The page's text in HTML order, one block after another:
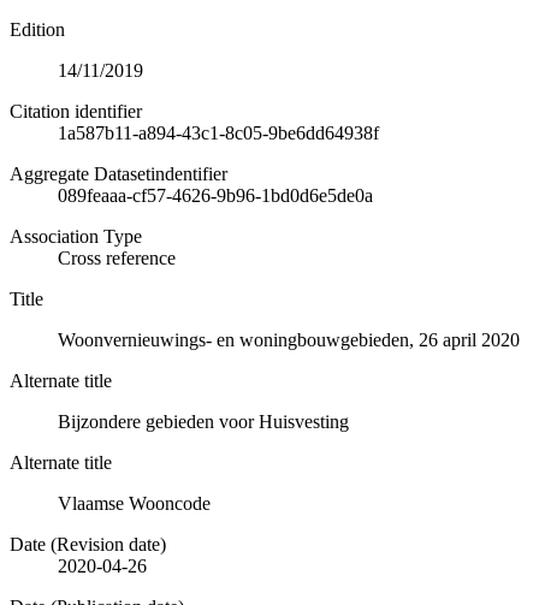
Edition
14/11/2019
Citation identifier
1a587b11-a894-43c1-8c05-9be6dd64938f
Aggregate Datasetindentifier
089feaaa-cf57-4626-9b96-1bd0d6e5de0a
Association Type
Cross reference
Title
Woonvernieuwings- en woningbouwgebieden, 26 april 2020
Alternate title
Bijzondere gebieden voor Huisvesting
Alternate title
Vlaamse Wooncode
Date (Revision date)
2020-04-26